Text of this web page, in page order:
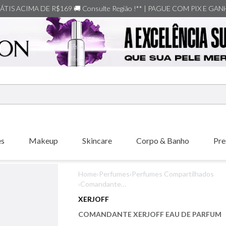
ACIMA DE R$169 🚚 Consulte Região !** | PAGUE COM PIX E
Makeup Skincare Corpo & Banho
Home›Perfumes›Perfumes Compartilhados
›Comandante
Parfum
XERJOFF
COMANDANTE XERJOFF EAU DE PARFUM
carolina herrera